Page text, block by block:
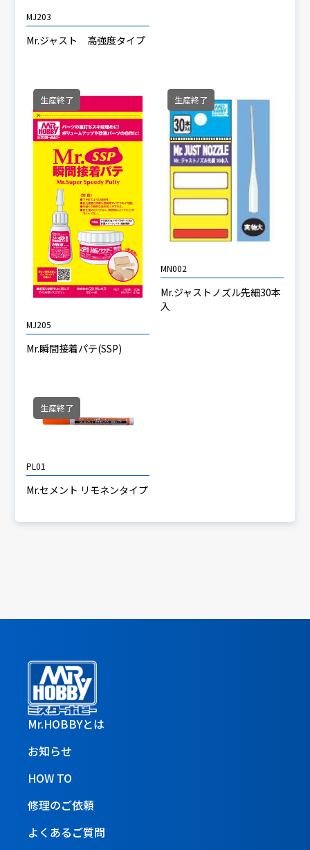
MJ203
Mr.ジャスト 高強度タイプ
生産終了
MJ205
Mr.瞬間接着パテ(SSP)
生産終了
MN002
Mr.ジャストノズル先細30本
入
生産終了
PL01
Mr.セメント リモネンタイプ
Mr.HOBBYとは
お知らせ
HOW TO
修理のご依頼
よくあるご質問